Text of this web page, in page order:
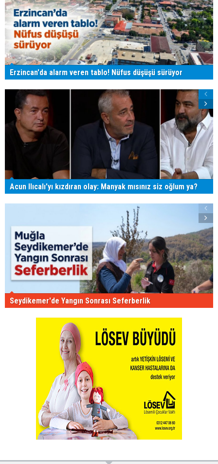
Erzincan'da alarm veren tablo! Nüfus düşüşü sürüyor
Acun Ilıcalı'yı kızdıran olay: Manyak mısınız siz oğlum ya?
Seydikemer'de Yangın Sonrası Seferberlik